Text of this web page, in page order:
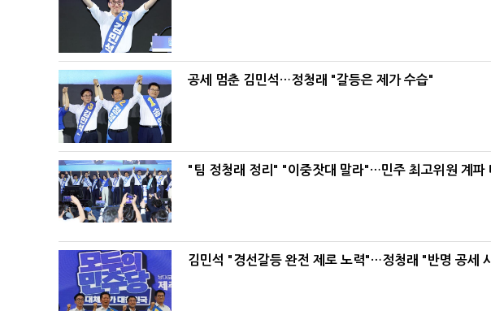
공세 멈춘 김민석…정청래 "갈등은 제가 수습"
"팀 정청래 정리" "이중잣대 말라"…민주 최고위원 계파
김민석 "경선갈등 완전 제로 노력"…정청래 "반명 공세